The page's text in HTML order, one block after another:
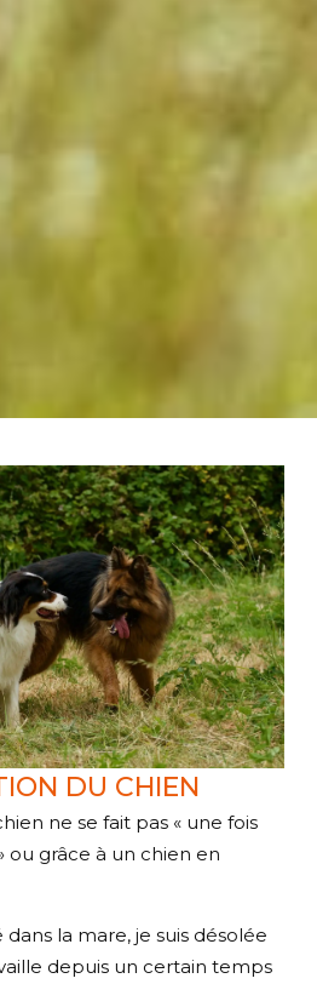
DU CHIEN
ne se fait pas « une fois
grâce à un chien en
la mare, je suis désolée
depuis un certain temps